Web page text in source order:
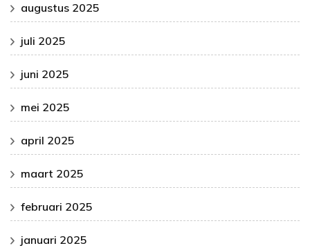
augustus 2025
juli 2025
juni 2025
mei 2025
april 2025
maart 2025
februari 2025
januari 2025